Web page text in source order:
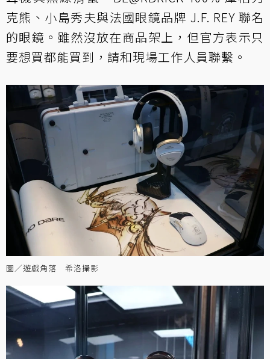
克熊、小島秀夫與法國眼鏡品牌 J.F. REY 聯名
的眼鏡。雖然沒放在商品架上，但官方表示只
要想買都能買到，請和現場工作人員聯繫。
圖／遊戲角落 希洛攝影